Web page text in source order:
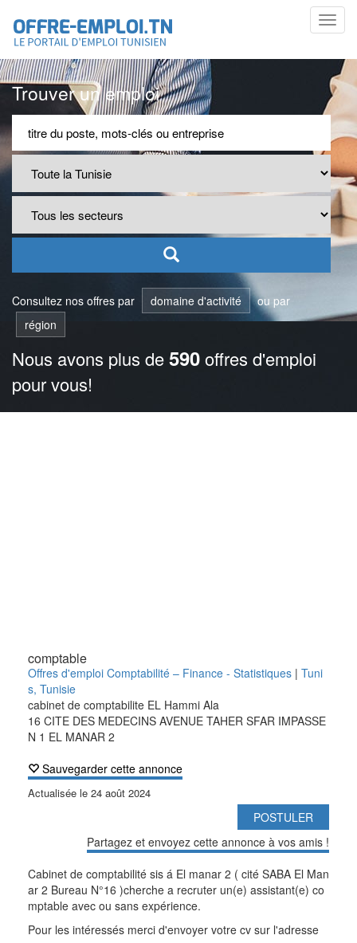
Trouver un emploi
Consultez nos offres par domaine d'activité
ou par
région
Nous avons plus de590offres d'emploi
pour vous!
comptable
Offres d'emploi Comptabilité – Finance - Statistiques | Tuni
s, Tunisie
cabinet de comptabilite EL Hammi Ala
16 CITE DES MEDECINS AVENUE TAHER SFAR IMPASSE
N 1 EL MANAR 2
Sauvegarder cette annonce
Actualisée le 24 août 2024
POSTULER
Partagez et envoyez cette annonce à vos amis !
Cabinet de comptabilité sis á El manar 2 ( cité SABA El Man
ar 2 Bureau N°16 )cherche a recruter un(e) assistant(e) co
mptable avec ou sans expérience.
Pour les intéressés merci d'envoyer votre cv sur l'adresse